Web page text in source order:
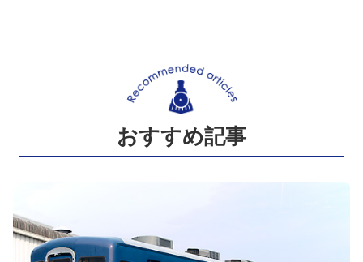
おすすめ記事